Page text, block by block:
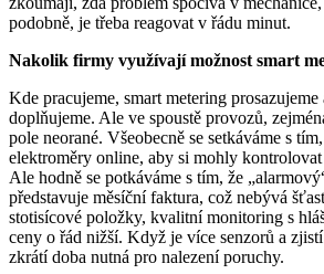
podobně, je třeba reagovat v řádu minut.
Nakolik firmy využívají možnost smart
Kde pracujeme, smart metering prosazujeme
doplňujeme. Ale ve spoustě provozů,
pole neorané. Všeobecně se setkáváme s
elektroměry online, aby si mohly
Ale hodně se potkáváme s tím, že
představuje měsíční faktura, což nebývá
stotisícové položky, kvalitní monitoring s
ceny o řád nižší. Když je více senzorů a
zkrátí doba nutná pro nalezení poruchy.